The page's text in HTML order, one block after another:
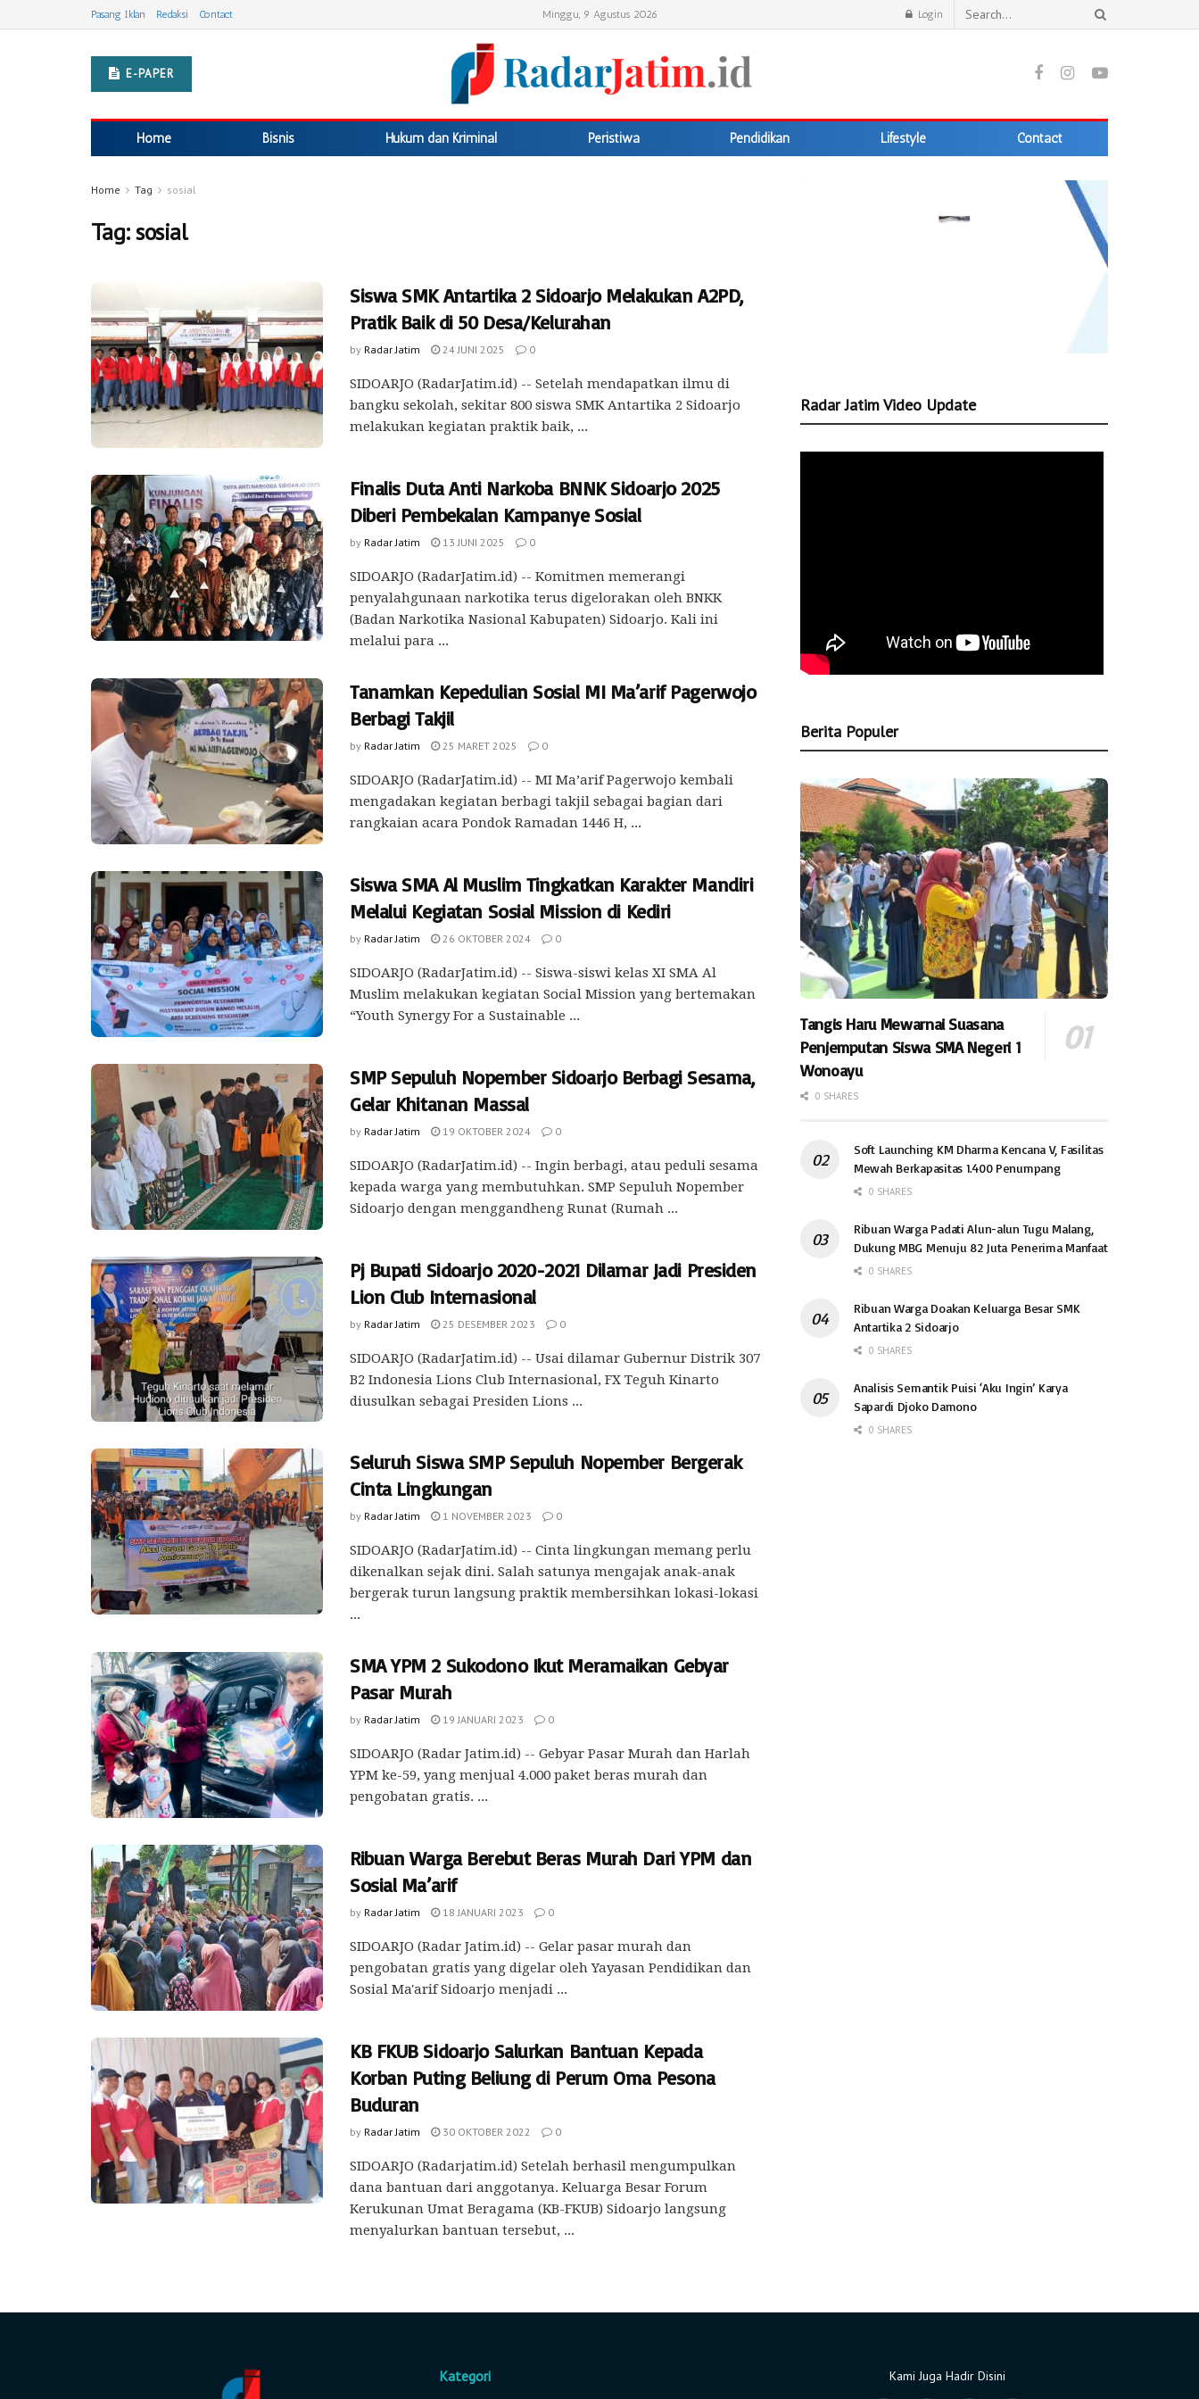
Pasang Iklan Redaksi Contact Minggu, 9 Agustus 2026 Login
E-PAPER
Home Bisnis Hukum dan Kriminal Peristiwa Pendidikan Lifestyle Contact
Home Tag sosial
Tag:sosial
Siswa SMK Antartika 2 Sidoarjo Melakukan A2PD,
Pratik Baik di 50 Desa/Kelurahan
by Radar Jatim 24 JUNI 2025 0
SIDOARJO (RadarJatim.id) -- Setelah mendapatkan ilmu di
bangku sekolah, sekitar 800 siswa SMK Antartika 2 Sidoarjo
melakukan kegiatan praktik baik, ...
Finalis Duta Anti Narkoba BNNK Sidoarjo 2025
Diberi Pembekalan Kampanye Sosial
by Radar Jatim 13 JUNI 2025 0
SIDOARJO (RadarJatim.id) -- Komitmen memerangi
penyalahgunaan narkotika terus digelorakan oleh BNKK
(Badan Narkotika Nasional Kabupaten) Sidoarjo. Kali ini
melalui para ...
Tanamkan Kepedulian Sosial MI Ma’arif Pagerwojo
Berbagi Takjil
by Radar Jatim 25 MARET 2025 0
SIDOARJO (RadarJatim.id) -- MI Ma’arif Pagerwojo kembali
mengadakan kegiatan berbagi takjil sebagai bagian dari
rangkaian acara Pondok Ramadan 1446 H, ...
Siswa SMA Al Muslim Tingkatkan Karakter Mandiri
Melalui Kegiatan Sosial Mission di Kediri
by Radar Jatim 26 OKTOBER 2024 0
SIDOARJO (RadarJatim.id) -- Siswa-siswi kelas XI SMA Al
Muslim melakukan kegiatan Social Mission yang bertemakan
“Youth Synergy For a Sustainable ...
SMP Sepuluh Nopember Sidoarjo Berbagi Sesama,
Gelar Khitanan Massal
by Radar Jatim 19 OKTOBER 2024 0
SIDOARJO (RadarJatim.id) -- Ingin berbagi, atau peduli sesama
kepada warga yang membutuhkan. SMP Sepuluh Nopember
Sidoarjo dengan menggandheng Runat (Rumah ...
Pj Bupati Sidoarjo 2020-2021 Dilamar Jadi Presiden
Lion Club Internasional
by Radar Jatim 25 DESEMBER 2023 0
SIDOARJO (RadarJatim.id) -- Usai dilamar Gubernur Distrik 307
B2 Indonesia Lions Club Internasional, FX Teguh Kinarto
diusulkan sebagai Presiden Lions ...
Seluruh Siswa SMP Sepuluh Nopember Bergerak
Cinta Lingkungan
by Radar Jatim 1 NOVEMBER 2023 0
SIDOARJO (RadarJatim.id) -- Cinta lingkungan memang perlu
dikenalkan sejak dini. Salah satunya mengajak anak-anak
bergerak turun langsung praktik membersihkan lokasi-lokasi
...
SMA YPM 2 Sukodono Ikut Meramaikan Gebyar
Pasar Murah
by Radar Jatim 19 JANUARI 2023 0
SIDOARJO (Radar Jatim.id) -- Gebyar Pasar Murah dan Harlah
YPM ke-59, yang menjual 4.000 paket beras murah dan
pengobatan gratis. ...
Ribuan Warga Berebut Beras Murah Dari YPM dan
Sosial Ma’arif
by Radar Jatim 18 JANUARI 2023 0
SIDOARJO (Radar Jatim.id) -- Gelar pasar murah dan
pengobatan gratis yang digelar oleh Yayasan Pendidikan dan
Sosial Ma'arif Sidoarjo menjadi ...
KB FKUB Sidoarjo Salurkan Bantuan Kepada
Korban Puting Beliung di Perum Oma Pesona
Buduran
by Radar Jatim 30 OKTOBER 2022 0
SIDOARJO (Radarjatim.id) Setelah berhasil mengumpulkan
dana bantuan dari anggotanya. Keluarga Besar Forum
Kerukunan Umat Beragama (KB-FKUB) Sidoarjo langsung
menyalurkan bantuan tersebut, ...
Radar Jatim Video Update
Berita Populer
Tangis Haru Mewarnai Suasana
Penjemputan Siswa SMA Negeri 1
Wonoayu
0 SHARES
Soft Launching KM Dharma Kencana V, Fasilitas
Mewah Berkapasitas 1.400 Penumpang
0 SHARES
Ribuan Warga Padati Alun-alun Tugu Malang,
Dukung MBG Menuju 82 Juta Penerima Manfaat
0 SHARES
Ribuan Warga Doakan Keluarga Besar SMK
Antartika 2 Sidoarjo
0 SHARES
Analisis Semantik Puisi ‘Aku Ingin’ Karya
Sapardi Djoko Damono
0 SHARES
Kategori Kami Juga Hadir Disini